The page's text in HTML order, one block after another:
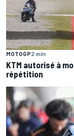
MOTOGP2 min
KTM autorisé à
répétition